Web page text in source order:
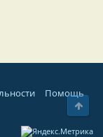
Помощь